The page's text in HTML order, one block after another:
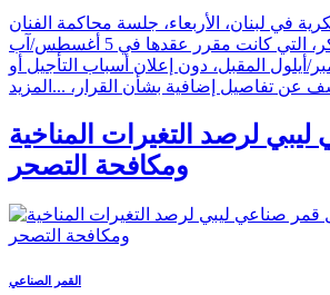
في لبنان، الأربعاء، جلسة محاكمة الفنان
اللبناني فضل شاكر، التي كانت مقرر عقدها في 5 أغسطس/آب
إلى 23 سبتمبر/أيلول المقبل، دون إعلان أسباب التأجيل أو
عن تفاصيل إضافية بشأن القرار، ... المزيد
لرصد التغيرات المناخية
ومكافحة التصحر
القمر الصناعي